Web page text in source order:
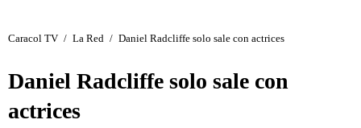
Caracol TV / La Red / Daniel Radcliffe solo sale con actrices
Daniel Radcliffe solo sale con
actrices